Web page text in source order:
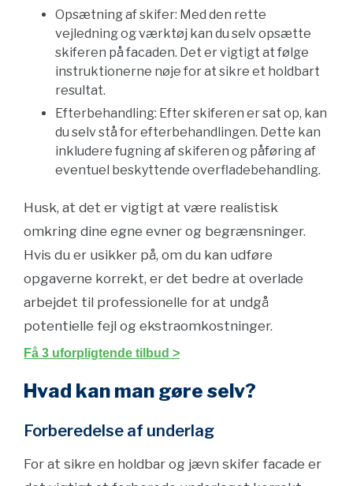
Opsætning af skifer: Med den rette
vejledning og værktøj kan du selv opsætte
skiferen på facaden. Det er vigtigt at følge
instruktionerne nøje for at sikre et holdbart
resultat.
Efterbehandling: Efter skiferen er sat op, kan
du selv stå for efterbehandlingen. Dette kan
inkludere fugning af skiferen og påføring af
eventuel beskyttende overfladebehandling.
Husk, at det er vigtigt at være realistisk
omkring dine egne evner og begrænsninger.
Hvis du er usikker på, om du kan udføre
opgaverne korrekt, er det bedre at overlade
arbejdet til professionelle for at undgå
potentielle fejl og ekstraomkostninger.
Få 3 uforpligtende tilbud >
Hvad kan man gøre selv?
Forberedelse af underlag
For at sikre en holdbar og jævn skifer facade er